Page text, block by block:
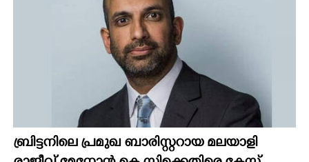
ബ്രിട്ടനിലെ പ്രമുഖ ബാരിസ്റ്ററായ മലയാളി